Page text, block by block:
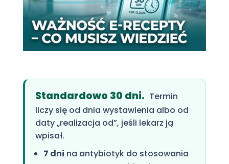
Standardowo 30 dni. Termin
liczy się od dnia wystawienia albo od
daty „realizacja od”, jeśli lekarz ją
wpisał.
7 dni na antybiotyk do stosowania